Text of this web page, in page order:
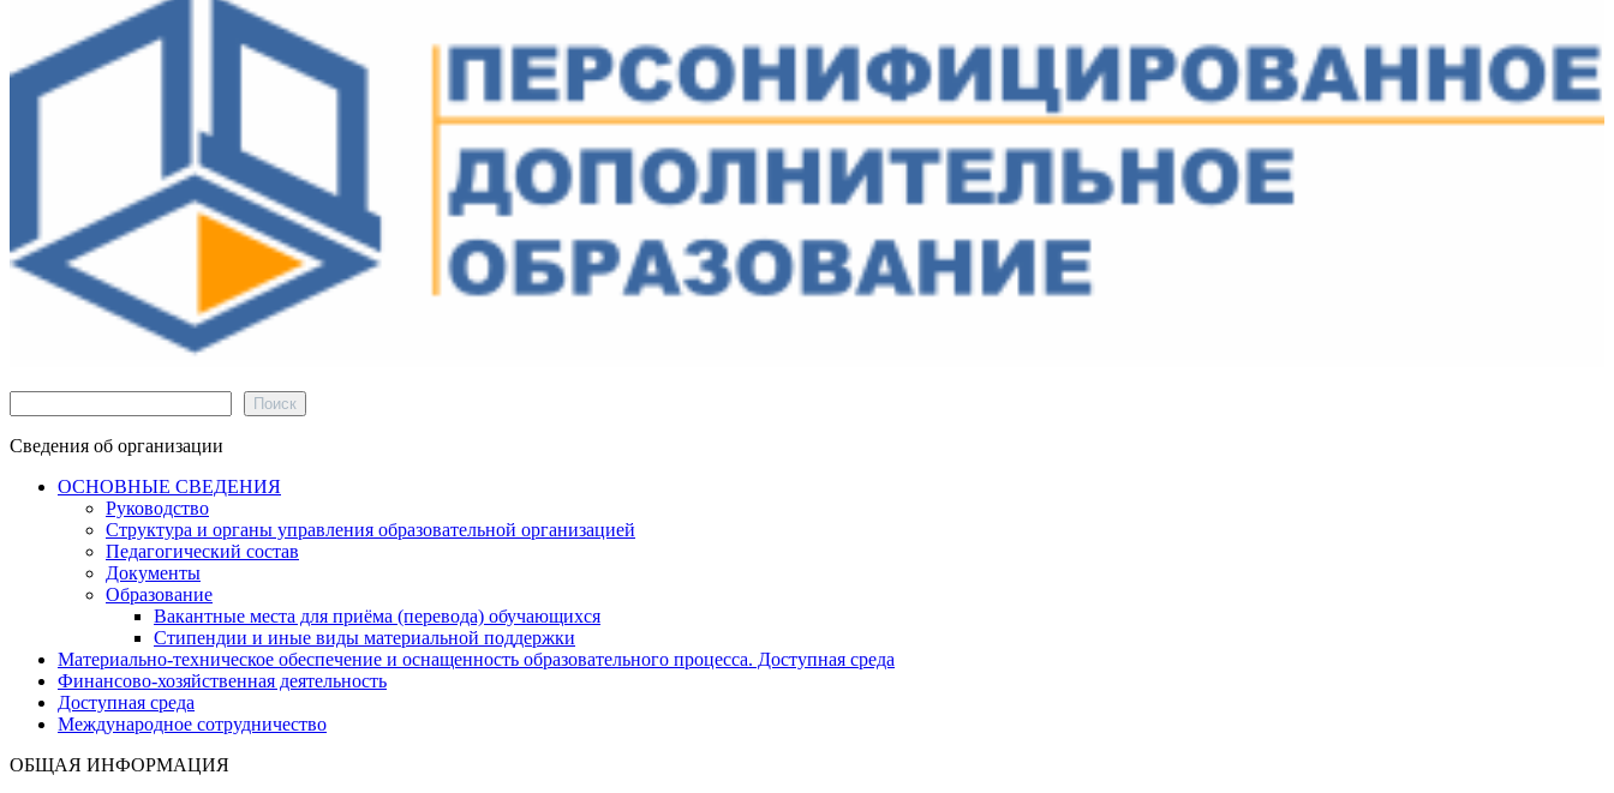
Поиск
Сведения об организации
ОСНОВНЫЕ СВЕДЕНИЯ
Руководство
Структура и органы управления образовательной организацией
Педагогический состав
Документы
Образование
Вакантные места для приёма (перевода) обучающихся
Стипендии и иные виды материальной поддержки
Материально-техническое обеспечение и оснащенность образовательного процесса. Доступная среда
Финансово-хозяйственная деятельность
Доступная среда
Международное сотрудничество
ОБЩАЯ ИНФОРМАЦИЯ